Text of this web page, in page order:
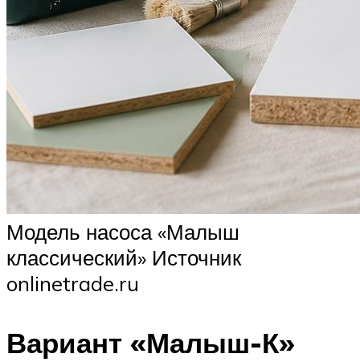
Модель насоса «Малыш
классический» Источник
onlinetrade.ru
Вариант «Малыш-К»